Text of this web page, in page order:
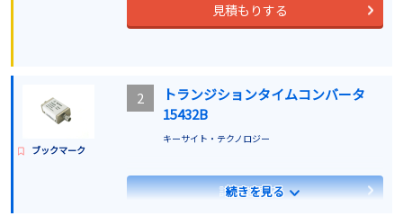
見積もりする
ブックマーク
2
トランジションタイムコンバータ
15432B
キーサイト・テクノロジー
詳細を見る
続きを見る